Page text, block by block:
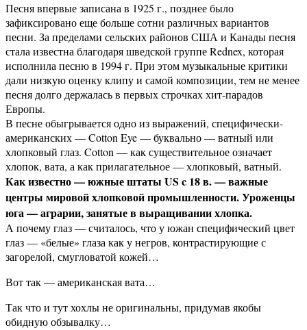
Песня впервые записана в 1925 г., позднее было
зафиксировано еще больше сотни различных вариантов
песни. За пределами сельских районов США и Канады песня
стала известна благодаря шведской группе Rednex, которая
исполнила песню в 1994 г. При этом музыкальные критики
дали низкую оценку клипу и самой композиции, тем не менее
песня долго держалась в первых строчках хит-парадов
Европы.
В песне обыгрывается одно из выражений, специфически-
американских — Cotton Eye — буквально — ватный или
хлопковый глаз. Cotton — как существительное означает
хлопок, вата, а как прилагательное — хлопковый, ватный.
Как известно — южные штаты US c 18 в. — важные
центры мировой хлопковой промышленности. Уроженцы
юга — аграрии, занятые в выращивании хлопка.
А почему глаз — считалось, что у южан специфический цвет
глаз — «белые» глаза как у негров, контрастирующие с
загорелой, смугловатой кожей…
Вот так — американская вата…
Так что и тут хохлы не оригинальны, придумав якобы
обидную обзывалку…